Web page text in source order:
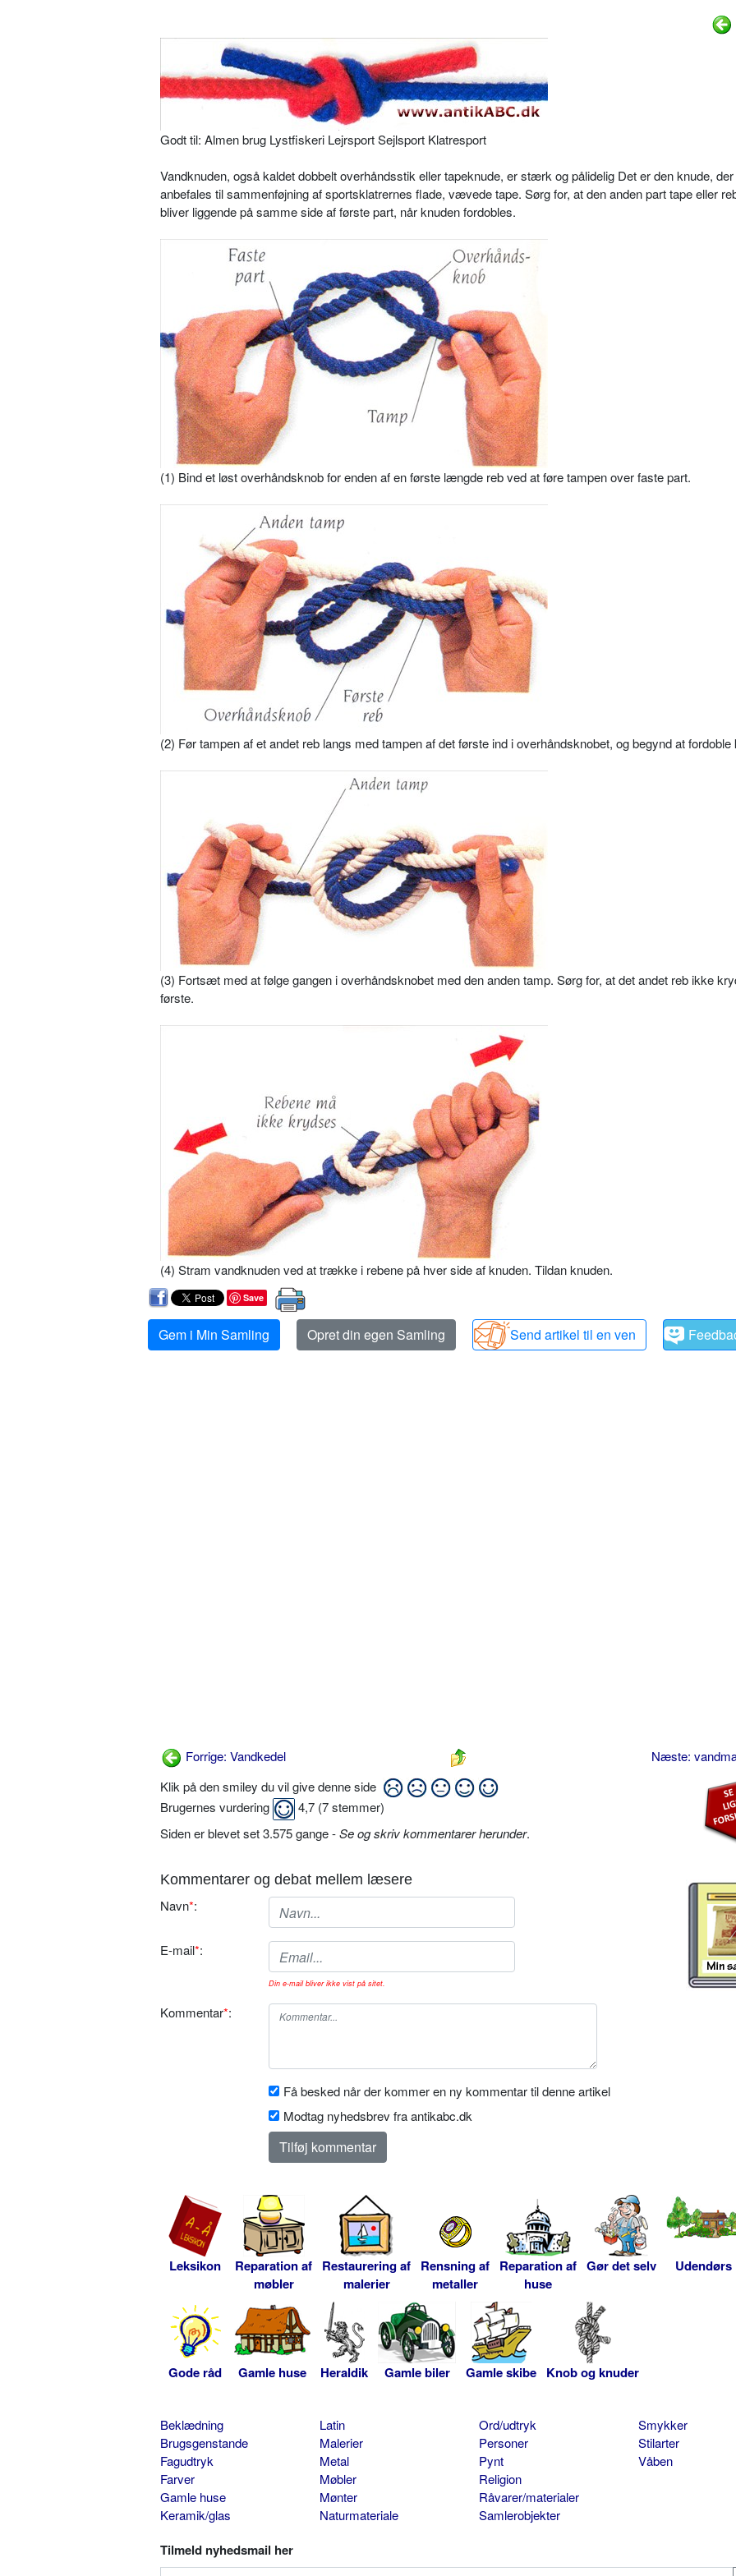
Godt til: Almen brug Lystfiskeri Lejrsport Sejlsport Klatresport
Vandknuden, også kaldet dobbelt overhåndsstik eller tapeknude, er stærk og pålidelig Det er den knude, der
anbefales til sammenføjning af sportsklatrernes flade, vævede tape. Sørg for, at den anden part tape eller
bliver liggende på samme side af første part, når knuden fordobles.
(1) Bind et løst overhåndsknob for enden af en første længde reb ved at føre tampen over faste part.
(2) Før tampen af et andet reb langs med tampen af det første ind i overhåndsknobet, og begynd at fordoble
(3) Fortsæt med at følge gangen i overhåndsknobet med den anden tamp. Sørg for, at det andet reb ikke
første.
(4) Stram vandknuden ved at trække i rebene på hver side af knuden. Tildan knuden.
Save
Gem i Min Samling Opret din egen Samling Send artikel til en ven
Forrige: Vandkedel
Næste:
Klik på den smiley du vil give denne side
Brugernes vurdering
4,7 (7stemmer)
Siden er blevet set 3.575 gange -Se og skriv kommentarer herunder.
Kommentarer og debat mellem læsere
Navn*:
E-mail*:
Din e-mail bliver ikke vist på sitet.
Kommentar*:
Få besked når der kommer en ny kommentar til denne artikel
Modtag nyhedsbrev fra antikabc.dk
Leksikon
Reparation af
møbler
Restaurering af
malerier
Rensning af
metaller
Reparation af
huse
Gør det selv Udendørs
Gode råd Gamle huse Heraldik Gamle biler Gamle skibe Knob og knuder
Beklædning
Brugsgenstande
Fagudtryk
Farver
Gamle huse
Keramik/glas
Latin
Malerier
Metal
Møbler
Mønter
Naturmateriale
Ord/udtryk
Personer
Pynt
Religion
Råvarer/materialer
Samlerobjekter
Smykker
Stilarter
Våben
Tilmeld nyhedsmail her